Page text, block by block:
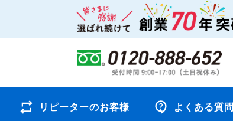
リピーターのお客様 よくある質問